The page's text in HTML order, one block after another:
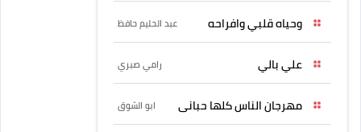
وحياه قلبي وافراحه عبد الحليم حافظ
علي بالي رامي صبري
مهرجان الناس كلها حبانى ابو الشوق